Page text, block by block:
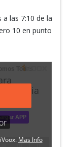
las 7:10 de la
10 en punto